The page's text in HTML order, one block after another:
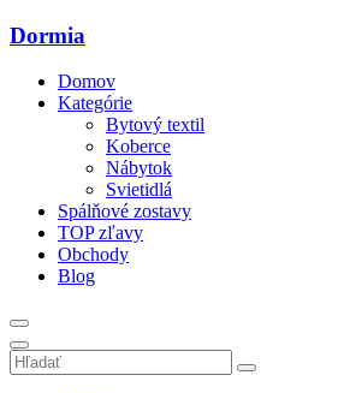
Dormia
Domov
Kategórie
Bytový textil
Koberce
Nábytok
Svietidlá
Spálňové zostavy
TOP zľavy
Obchody
Blog